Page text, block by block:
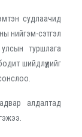
судлаачид
нийгэм-сэтгэл
туршлага
шийдлүүдийг
алдалтад